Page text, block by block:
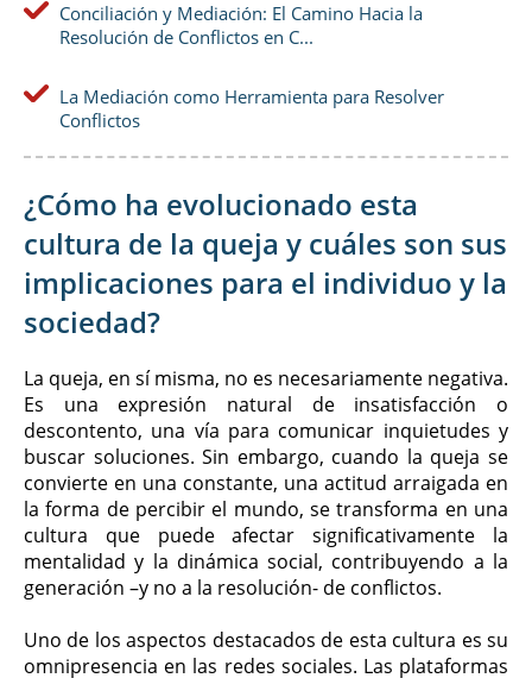
Conciliación y Mediación: El Camino Hacia la
Resolución de Conflictos en C...
La Mediación como Herramienta para Resolver
Conflictos
¿Cómo ha evolucionado esta
cultura de la queja y cuáles son sus
implicaciones para el individuo y la
sociedad?
La queja, en sí misma, no es necesariamente negativa.
Es una expresión natural de insatisfacción o
descontento, una vía para comunicar inquietudes y
buscar soluciones. Sin embargo, cuando la queja se
convierte en una constante, una actitud arraigada en
la forma de percibir el mundo, se transforma en una
cultura que puede afectar significativamente la
mentalidad y la dinámica social, contribuyendo a la
generación –y no a la resolución- de conflictos.
Uno de los aspectos destacados de esta cultura es su
omnipresencia en las redes sociales. Las plataformas